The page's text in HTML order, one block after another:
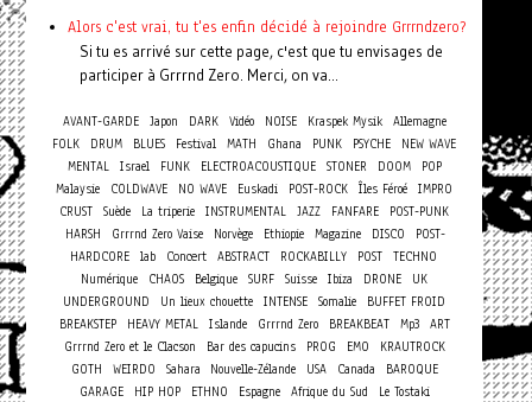
Alors c'est vrai, tu t'es enfin décidé à rejoindre Grrrndzero?
Si tu es arrivé sur cette page, c'est que tu envisages de
participer à Grrrnd Zero. Merci, on va...
AVANT-GARDE Japon DARK Vidéo NOISE Kraspek Mysik
Allemagne
FOLK
DRUM BLUES Festival MATH Ghana PUNK PSYCHE
NEW WAVE
MENTAL
Israel FUNK ELECTROACOUSTIQUE STONER DOOM
POP
Malaysie
COLDWAVE NO WAVE Euskadi POST-ROCK Îles Féroé IMPRO
CRUST Suède La triperie INSTRUMENTAL JAZZ FANFARE
POST-PUNK
HARSH
Grrrnd Zero Vaise Norvège Ethiopie Magazine DISCO
POST-
HARDCORE
lab Concert ABSTRACT ROCKABILLY POST
TECHNO
Numérique
CHAOS Belgique SURF Suisse Ibiza DRONE
UK
UNDERGROUND
Un lieux chouette INTENSE Somalie
BUFFET FROID
BREAKSTEP
HEAVY METAL Islande Grrrnd Zero BREAKBEAT Mp3
ART
Grrrnd Zero et le Clacson
Bar des capucins PROG EMO
KRAUTROCK
GOTH
WEIRDO Sahara Nouvelle-Zélande USA Canada
BAROQUE
GARAGE
HIP HOP ETHNO Espagne Afrique du Sud
Le Tostaki